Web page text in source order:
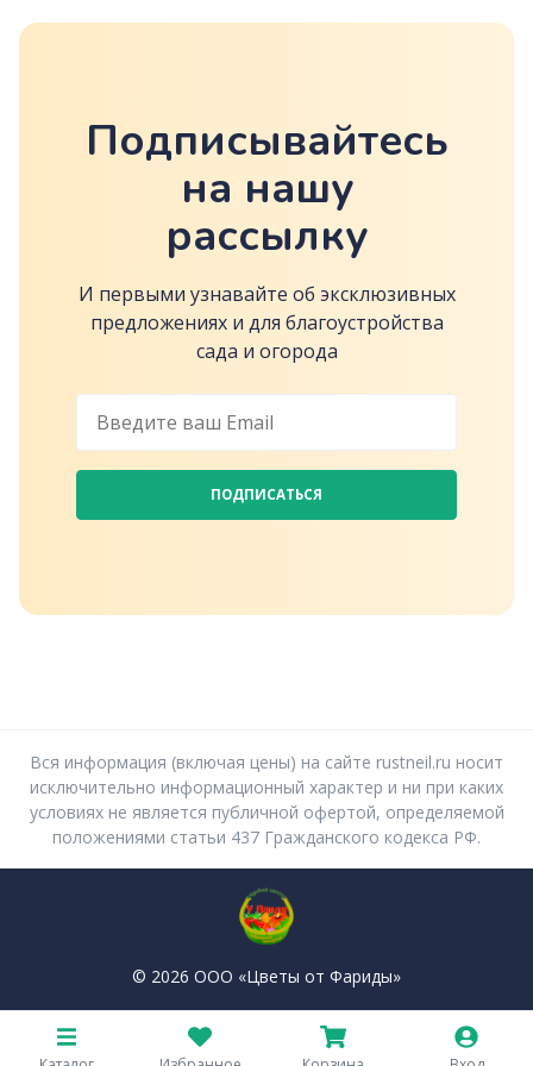
ручки, 200 мм
Подписывайтесь
на нашу
рассылку
И первыми узнавайте об эксклюзивных
предложениях и для благоустройства
сада и огорода
ПОДПИСАТЬСЯ
Вся информация (включая цены) на сайте rustneil.ru носит
исключительно информационный характер и ни при каких
условиях не является публичной офертой, определяемой
положениями статьи 437 Гражданского кодекса РФ.
© 2026 ООО «Цветы от Фариды»
Политика конфиденциальности
Пользовательское соглашение